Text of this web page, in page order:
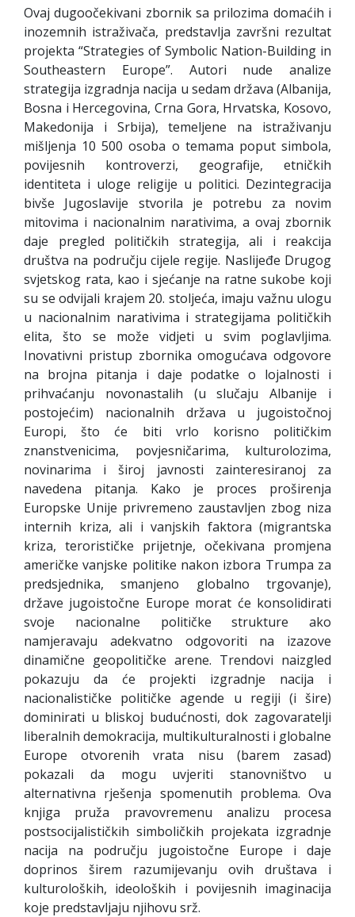
Ovaj dugoočekivani zbornik sa prilozima domaćih i
inozemnih istraživača, predstavlja završni rezultat
projekta “Strategies of Symbolic Nation-Building in
Southeastern Europe”. Autori nude analize
strategija izgradnja nacija u sedam država (Albanija,
Bosna i Hercegovina, Crna Gora, Hrvatska, Kosovo,
Makedonija i Srbija), temeljene na istraživanju
mišljenja 10 500 osoba o temama poput simbola,
povijesnih kontroverzi, geografije, etničkih
identiteta i uloge religije u politici. Dezintegracija
bivše Jugoslavije stvorila je potrebu za novim
mitovima i nacionalnim narativima, a ovaj zbornik
daje pregled političkih strategija, ali i reakcija
društva na području cijele regije. Naslijeđe Drugog
svjetskog rata, kao i sjećanje na ratne sukobe koji
su se odvijali krajem 20. stoljeća, imaju važnu ulogu
u nacionalnim narativima i strategijama političkih
elita, što se može vidjeti u svim poglavljima.
Inovativni pristup zbornika omogućava odgovore
na brojna pitanja i daje podatke o lojalnosti i
prihvaćanju novonastalih (u slučaju Albanije i
postojećim) nacionalnih država u jugoistočnoj
Europi, što će biti vrlo korisno političkim
znanstvenicima, povjesničarima, kulturolozima,
novinarima i široj javnosti zainteresiranoj za
navedena pitanja. Kako je proces proširenja
Europske Unije privremeno zaustavljen zbog niza
internih kriza, ali i vanjskih faktora (migrantska
kriza, terorističke prijetnje, očekivana promjena
američke vanjske politike nakon izbora Trumpa za
predsjednika, smanjeno globalno trgovanje),
države jugoistočne Europe morat će konsolidirati
svoje nacionalne političke strukture ako
namjeravaju adekvatno odgovoriti na izazove
dinamične geopolitičke arene. Trendovi naizgled
pokazuju da će projekti izgradnje nacija i
nacionalističke političke agende u regiji (i šire)
dominirati u bliskoj budućnosti, dok zagovaratelji
liberalnih demokracija, multikulturalnosti i globalne
Europe otvorenih vrata nisu (barem zasad)
pokazali da mogu uvjeriti stanovništvo u
alternativna rješenja spomenutih problema. Ova
knjiga pruža pravovremenu analizu procesa
postsocijalističkih simboličkih projekata izgradnje
nacija na području jugoistočne Europe i daje
doprinos širem razumijevanju ovih društava i
kulturoloških, ideoloških i povijesnih imaginacija
koje predstavljaju njihovu srž.